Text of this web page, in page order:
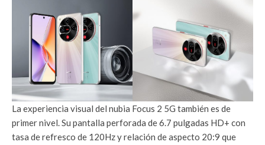
La experiencia visual del nubia Focus 2 5G también es de
primer nivel. Su pantalla perforada de 6.7 pulgadas HD+ con
tasa de refresco de 120Hz y relación de aspecto 20:9 que